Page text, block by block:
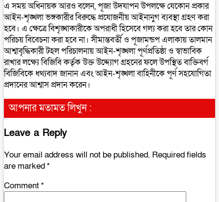
এ সময় অধিনায়ক আরও বলেন, পূজা উদযাপন উপলক্ষে যেকোন প্রকার
আইন-শৃঙ্খলা ভঙ্গকারীর বিরুদ্ধে প্রযোজনীয় আইনানুগ ব্যবস্থা গ্রহণ করা
হবে। এ ক্ষেত্রে বিশৃঙ্খাকারীকে অপরাধী হিসেবে গল্য করা হবে তার কোন
পরিচয় বিবেচনা করা হবে না। সীমান্তবর্তী ও পূজামন্ডপ এলাকায় তালমান
আশ্বাবৃদ্ধিকারী টহল পরিচালনায় আইন-শৃঙ্খলা পূর্ণপ্রতিষ্ঠা ও স্বাভাবিক
রাখার লক্ষ্যে বিজিবি কর্তৃক উক্ত উদ্দ্যোগ গ্রহনের ফলে উপস্থিত বাক্তিবর্গ
বিজিবিকে ধথ্যবাদ জানান এবং আইন-শৃঙ্খলা বাহিনীকে পূর্ণ সহযোগিতা
প্রদানের আশ্বাস প্রদান করেন।
আপনার মতামত লিখুন :
Leave a Reply
Your email address will not be published. Required fields
are marked*
Comment*